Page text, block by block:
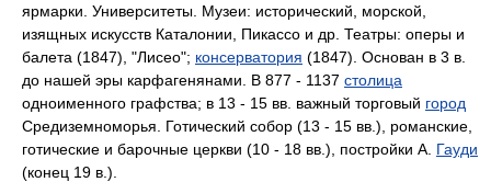
ярмарки. Университеты. Музеи: исторический, морской,
изящных искусств Каталонии, Пикассо и др. Театры: оперы и
балета (1847), "Лисео"; консерватория (1847). Основан в 3 в.
до нашей эры карфагенянами. В 877 - 1137 столица
одноименного графства; в 13 - 15 вв. важный торговый город
Средиземноморья. Готический собор (13 - 15 вв.), романские,
готические и барочные церкви (10 - 18 вв.), постройки А. Гауди
(конец 19 в.).